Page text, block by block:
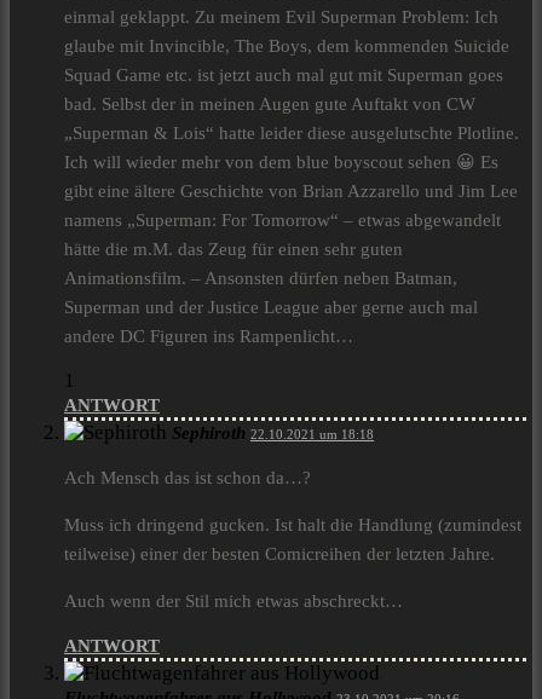
einmal geklappt. Zu meinem Evil Superman Problem: Ich
glaube mit Invincible, The Boys, dem kommenden Suicide
Squad Game etc. ist jetzt auch mal gut mit Superman goes
bad. Selbst der in meinen Augen gute Auftakt von CW
„Superman & Lois“ hatte leider diese ausgelutschte Plotline.
Ich will wieder mehr von dem blue boyscout sehen 😀 Es
gibt eine ältere Geschichte von Brian Azzarello und Jim Lee
namens „Superman: For Tomorrow“ – etwas abgewandelt
hätte die m.M. das Zeug für einen sehr guten
Animationsfilm. – Ansonsten dürfen neben Batman,
Superman und der Justice League aber gerne auch mal
andere DC Figuren ins Rampenlicht…
1
ANTWORT
Sephiroth 22.10.2021 um 18:18
Ach Mensch das ist schon da…?
Muss ich dringend gucken. Ist halt die Handlung (zumindest
teilweise) einer der besten Comicreihen der letzten Jahre.
Auch wenn der Stil mich etwas abschreckt…
ANTWORT